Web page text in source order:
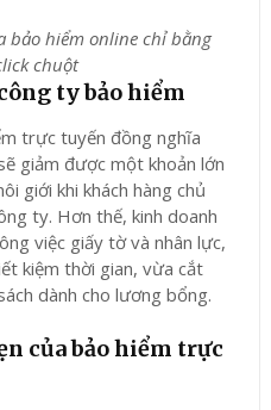
bảo hiểm online chỉ bằng
chuột
ty bảo hiểm
trực tuyến đồng nghĩa
giảm được một khoản lớn
giới khi khách hàng chủ
ty. Hơn thế, kinh doanh
việc giấy tờ và nhân lực,
kiệm thời gian, vừa cắt
dành cho lương bổng.
của bảo hiểm trực